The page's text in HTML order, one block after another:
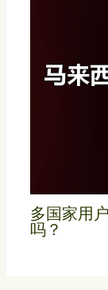
多国家用
吗？